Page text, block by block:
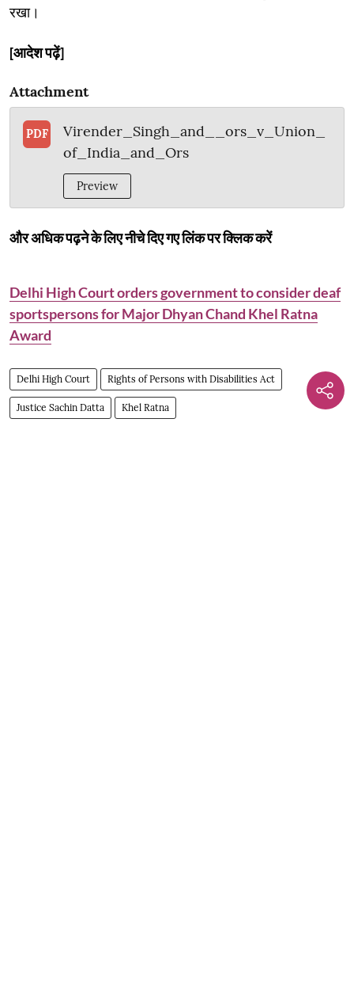
रखा।
[आदेश पढ़ें]
Attachment
PDF
Virender_Singh_and__ors_v_Union_
of_India_and_Ors
Preview
और अधिक पढ़ने के लिए नीचे दिए गए लिंक पर क्लिक करें
Delhi High Court orders government to consider deaf
sportspersons for Major Dhyan Chand Khel Ratna
Award
Delhi High Court Rights of Persons with Disabilities Act
Justice Sachin Datta Khel Ratna